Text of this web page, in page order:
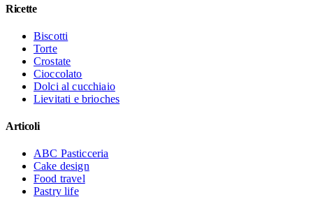
Ricette
Biscotti
Torte
Crostate
Cioccolato
Dolci al cucchiaio
Lievitati e brioches
Articoli
ABC Pasticceria
Cake design
Food travel
Pastry life